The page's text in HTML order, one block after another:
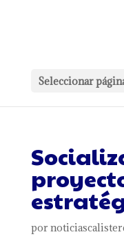
Seleccionar
por